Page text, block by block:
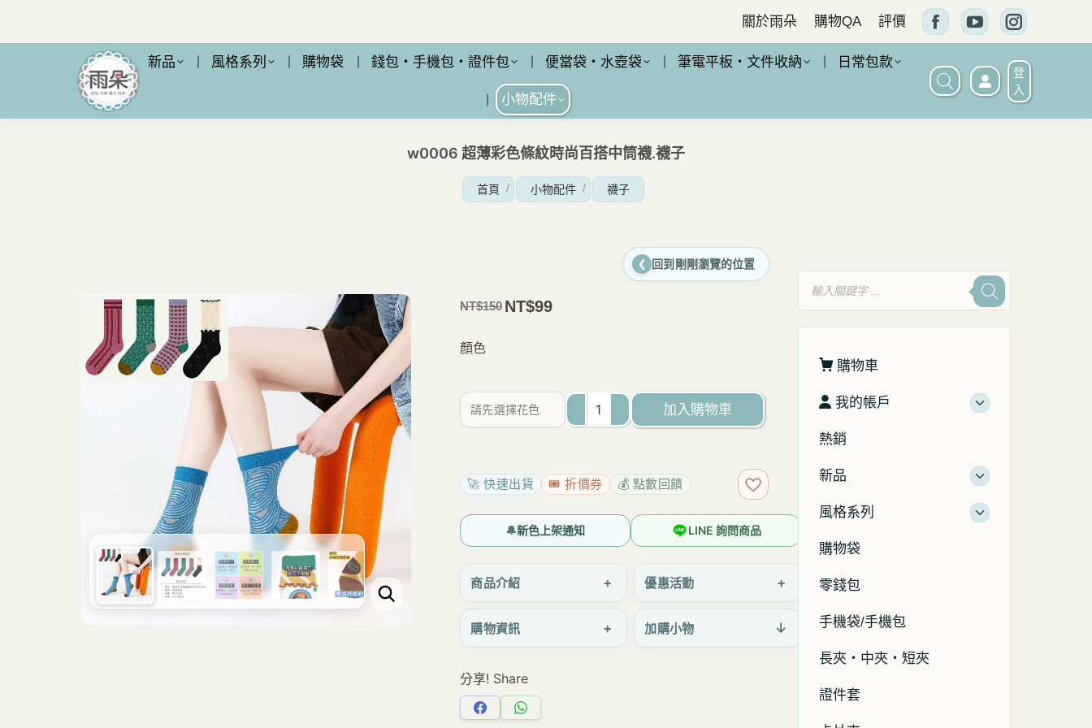
關於雨朵 購物QA 評價
Facebook
面
開
YouTube
面
開
Instagram
頁
面
新品 風格系列 購物袋 錢包・手機包・證件包 便當袋・水壺袋 筆電平板・文件收納 日常包款
小物配件
登
入
w0006 超薄彩色條紋時尚百搭中筒襪.襪子
您在這裡：
首頁 小物配件 襪子
❮ 回到剛剛瀏覽的位置
NT$150
價
NT$150。
NT$99
前
格
是：
顏色
請先選擇花色
w0006
薄
彩
條
紋
時
尚
加入購物車
🚀 快速出貨 🎟️ 折價券 💰 點數回饋 加入收藏
LINE 詢問商品
🔔新色上架通知
商品介紹 + 優惠活動 +
購物資訊 + 加購小物 ↓
分享! Share
分
分
產
購物車
我的帳戶
熱銷
新品
風格系列
購物袋
零錢包
手機袋/手機包
長夾・中夾・短夾
證件套